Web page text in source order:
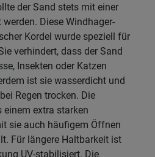
der Sand stets mit einer
Diese Windhager-
Kordel wurde speziell für
verhindert, dass der Sand
Insekten oder Katzen
ist sie wasserdicht und
Regen trocken. Die
einem extra starken
sie auch häufigem Öffnen
Für längere Haltbarkeit ist
UV-stabilisiert. Die